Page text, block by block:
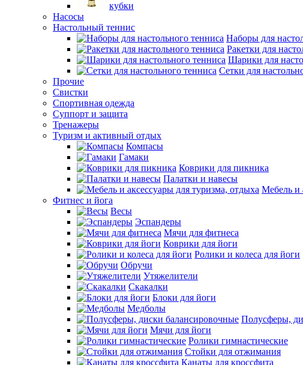
кубки
Насосы
Настольный теннис
Наборы для
Ракетки для
Шарики для
Сетки для
Прочие
Свистки
Спортивная одежда
Суппорт и защита
Тренажеры
Туризм и активный отдых
Компасы
Гамаки
Коврики для пикника
Палатки и навесы
Мебель и
Фитнес и йога
Весы
Эспандеры
Мячи для фитнеса
Коврики для йоги
Ролики и колеса для йоги
Обручи
Утяжелители
Скакалки
Блоки для йоги
Медболы
Полусферы,
Мячи для йоги
Ролики гимнастические
Стойки для отжимания
Канаты для кроссфита